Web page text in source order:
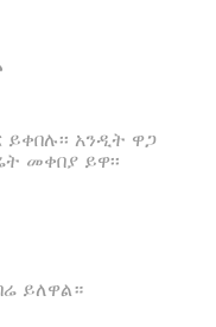
አንዲት ዋጋ
መቀበያ ይዋ፡፡
ይለዋል።